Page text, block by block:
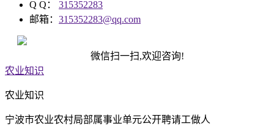
Q Q： 315352283
邮箱： 315352283@qq.com
微信扫一扫,欢迎咨询!
农业知识
农业知识
宁波市农业农村局部属事业单元公开聘请工做人